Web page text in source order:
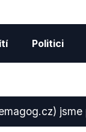
Politici